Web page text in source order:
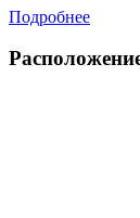
Подробнее